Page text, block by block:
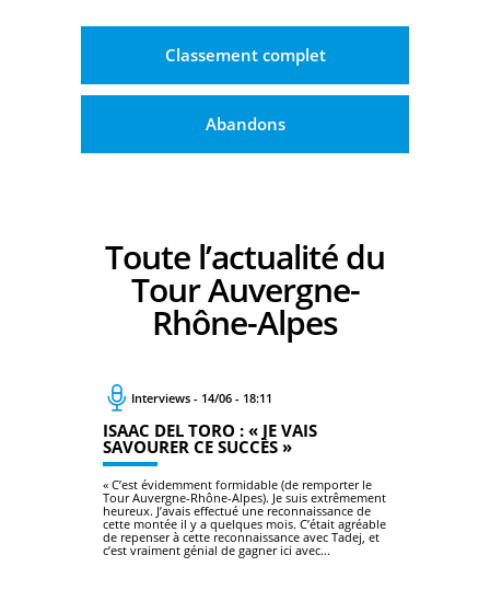
Classement complet
Abandons
Toute l’actualité du
Tour Auvergne-
Rhône-Alpes
Interviews - 14/06 - 18:11
ISAAC DEL TORO : « JE VAIS
SAVOURER CE SUCCÈS »
« C’est évidemment formidable (de remporter le
Tour Auvergne-Rhône-Alpes). Je suis extrêmement
heureux. J’avais effectué une reconnaissance de
cette montée il y a quelques mois. C’était agréable
de repenser à cette reconnaissance avec Tadej, et
c’est vraiment génial de gagner ici avec...